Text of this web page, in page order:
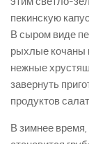
пекинскую
В сыром виде
рыхлые кочаны
нежные
завернуть
продуктов
В зимнее время,